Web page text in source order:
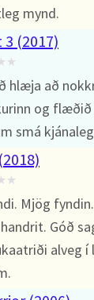
mynd.
(2017)
hlæja að
og
smá
Mjög
Góð
alveg